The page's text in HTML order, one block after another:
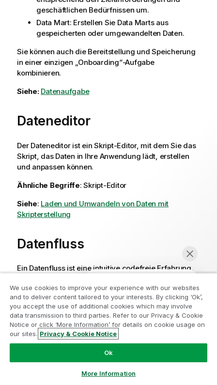
geschäftlichen Bedürfnissen um.
Data Mart: Erstellen Sie Data Marts aus
gespeicherten oder umgewandelten Daten.
Sie können auch die Bereitstellung und Speicherung
in einer einzigen „Onboarding“-Aufgabe
kombinieren.
Siehe: Datenaufgabe
Dateneditor
Der Dateneditorist ein Skript-Editor, mit dem Sie das
Skript, das Daten in Ihre Anwendung lädt, erstellen
und anpassen können.
Ähnliche Begriffe: Skript-Editor
Siehe: Laden und Umwandeln von Daten mit
Skripterstellung
Datenfluss
Ein Datenfluss ist eine intuitive codefreie Erfahrung,
Daten erstellen können. Platzieren Sie Ihre
Datenquelle auf dem Arbeitsbereich und verwenden
Sie verschiedene Prozessoren, um Ihre Daten zu
kombinieren und zu formen und bereinigte
Datensätze für Ihre Analyseanwendungen oder ML-
Experimente zu generieren.
Siehe:Laden und Vorbereiten von Daten mit
We use cookies to improve your experience with our websites
and to deliver content tailored to your interests. By clicking ‘Ok’,
you accept the use of additional cookies which may involve
data transmission to third parties. Refer to our Privacy & Cookie
Notice or click ‘More Information’ for details on cookie usage on
our sites. Privacy & Cookie Notice
Ok
More Information